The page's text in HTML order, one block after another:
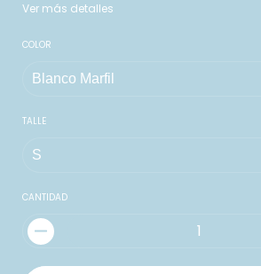
Ver más detalles
COLOR
TALLE
CANTIDAD